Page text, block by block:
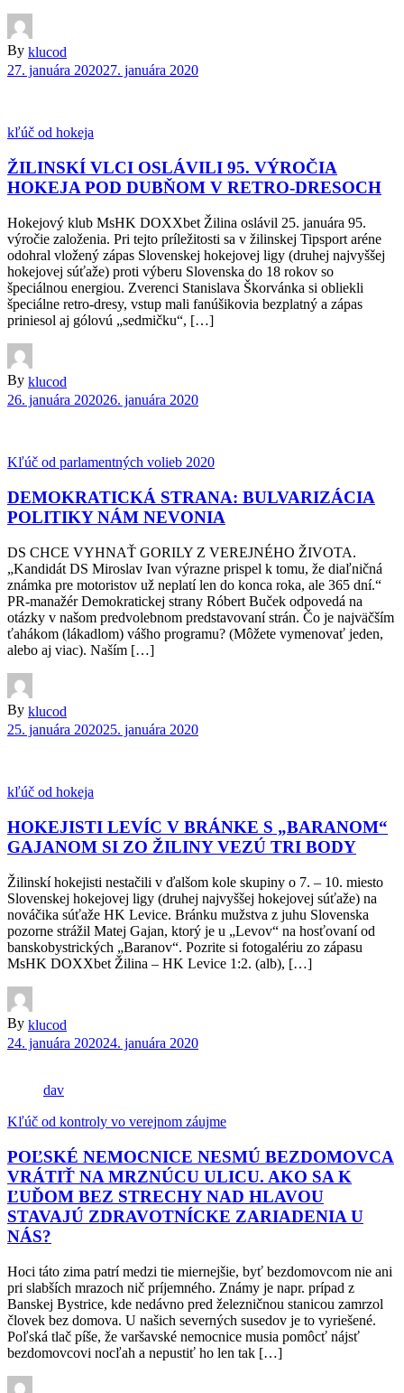
By klucod
27. januára 202027. januára 2020
kľúč od hokeja
ŽILINSKÍ VLCI OSLÁVILI 95. VÝROČIA
HOKEJA POD DUBŇOM V RETRO-DRESOCH
Hokejový klub MsHK DOXXbet Žilina oslávil 25. januára 95.
výročie založenia. Pri tejto príležitosti sa v žilinskej Tipsport aréne
odohral vložený zápas Slovenskej hokejovej ligy (druhej najvyššej
hokejovej súťaže) proti výberu Slovenska do 18 rokov so
špeciálnou energiou. Zverenci Stanislava Škorvánka si obliekli
špeciálne retro-dresy, vstup mali fanúšikovia bezplatný a zápas
priniesol aj gólovú „sedmičku“, […]
By klucod
26. januára 202026. januára 2020
Kľúč od parlamentných volieb 2020
DEMOKRATICKÁ STRANA: BULVARIZÁCIA
POLITIKY NÁM NEVONIA
DS CHCE VYHNAŤ GORILY Z VEREJNÉHO ŽIVOTA.
„Kandidát DS Miroslav Ivan výrazne prispel k tomu, že diaľničná
známka pre motoristov už neplatí len do konca roka, ale 365 dní.“
PR-manažér Demokratickej strany Róbert Buček odpovedá na
otázky v našom predvolebnom predstavovaní strán. Čo je najväčším
ťahákom (lákadlom) vášho programu? (Môžete vymenovať jeden,
alebo aj viac). Naším […]
By klucod
25. januára 202025. januára 2020
kľúč od hokeja
HOKEJISTI LEVÍC V BRÁNKE S „BARANOM“
GAJANOM SI ZO ŽILINY VEZÚ TRI BODY
Žilinskí hokejisti nestačili v ďalšom kole skupiny o 7. – 10. miesto
Slovenskej hokejovej ligy (druhej najvyššej hokejovej súťaže) na
nováčika súťaže HK Levice. Bránku mužstva z juhu Slovenska
pozorne strážil Matej Gajan, ktorý je u „Levov“ na hosťovaní od
banskobystrických „Baranov“. Pozrite si fotogalériu zo zápasu
MsHK DOXXbet Žilina – HK Levice 1:2. (alb), […]
By klucod
24. januára 202024. januára 2020
dav
Kľúč od kontroly vo verejnom záujme
POĽSKÉ NEMOCNICE NESMÚ BEZDOMOVCA
VRÁTIŤ NA MRZNÚCU ULICU. AKO SA K
ĽUĎOM BEZ STRECHY NAD HLAVOU
STAVAJÚ ZDRAVOTNÍCKE ZARIADENIA U
NÁS?
Hoci táto zima patrí medzi tie miernejšie, byť bezdomovcom nie ani
pri slabších mrazoch nič príjemného. Známy je napr. prípad z
Banskej Bystrice, kde nedávno pred železničnou stanicou zamrzol
človek bez domova. U našich severných susedov je to vyriešené.
Poľská tlač píše, že varšavské nemocnice musia pomôcť nájsť
bezdomovcovi nocľah a nepustiť ho len tak […]